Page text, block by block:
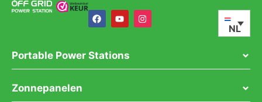
NL
Portable Power Stations
Zonnepanelen